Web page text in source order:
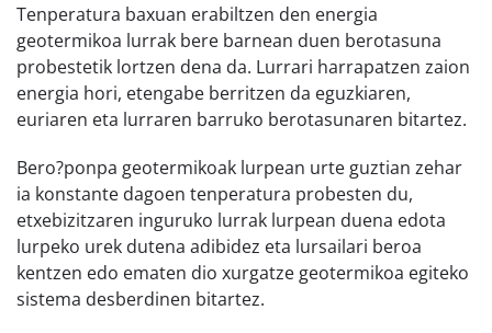
Tenperatura baxuan erabiltzen den energia
geotermikoa lurrak bere barnean duen berotasuna
probestetik lortzen dena da. Lurrari harrapatzen zaion
energia hori, etengabe berritzen da eguzkiaren,
euriaren eta lurraren barruko berotasunaren bitartez.
Bero?ponpa geotermikoak lurpean urte guztian zehar
ia konstante dagoen tenperatura probesten du,
etxebizitzaren inguruko lurrak lurpean duena edota
lurpeko urek dutena adibidez eta lursailari beroa
kentzen edo ematen dio xurgatze geotermikoa egiteko
sistema desberdinen bitartez.